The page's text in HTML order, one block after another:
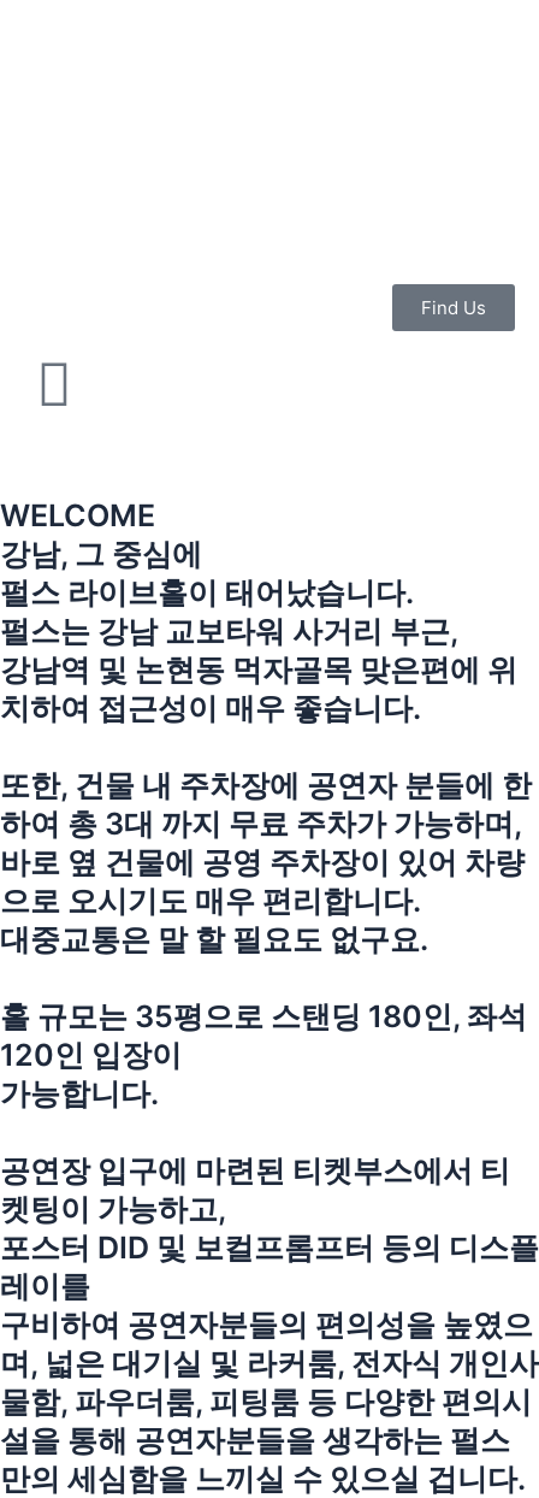
Find Us
WELCOME
강남, 그 중심에
펄스 라이브홀이 태어났습니다.
펄스는 강남 교보타워 사거리 부근,
강남역 및 논현동 먹자골목 맞은편에 위
치하여 접근성이 매우 좋습니다.
또한, 건물 내 주차장에 공연자 분들에 한
하여 총 3대 까지 무료 주차가 가능하며,
바로 옆 건물에 공영 주차장이 있어 차량
으로 오시기도 매우 편리합니다.
대중교통은 말 할 필요도 없구요.
홀 규모는 35평으로 스탠딩 180인, 좌석
120인 입장이
가능합니다.
공연장 입구에 마련된 티켓부스에서 티
켓팅이 가능하고,
포스터 DID 및 보컬프롬프터 등의 디스플
레이를
구비하여 공연자분들의 편의성을 높였으
며, 넓은 대기실 및 라커룸, 전자식 개인사
물함, 파우더룸, 피팅룸 등 다양한 편의시
설을 통해 공연자분들을 생각하는 펄스
만의 세심함을 느끼실 수 있으실 겁니다.